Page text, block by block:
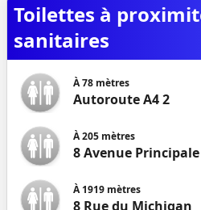
Toilettes à
sanitaires
À78 mètres
Autoroute A4 2
À205 mètres
8 Avenue Principale
À1919 mètres
8 Rue du Michigan